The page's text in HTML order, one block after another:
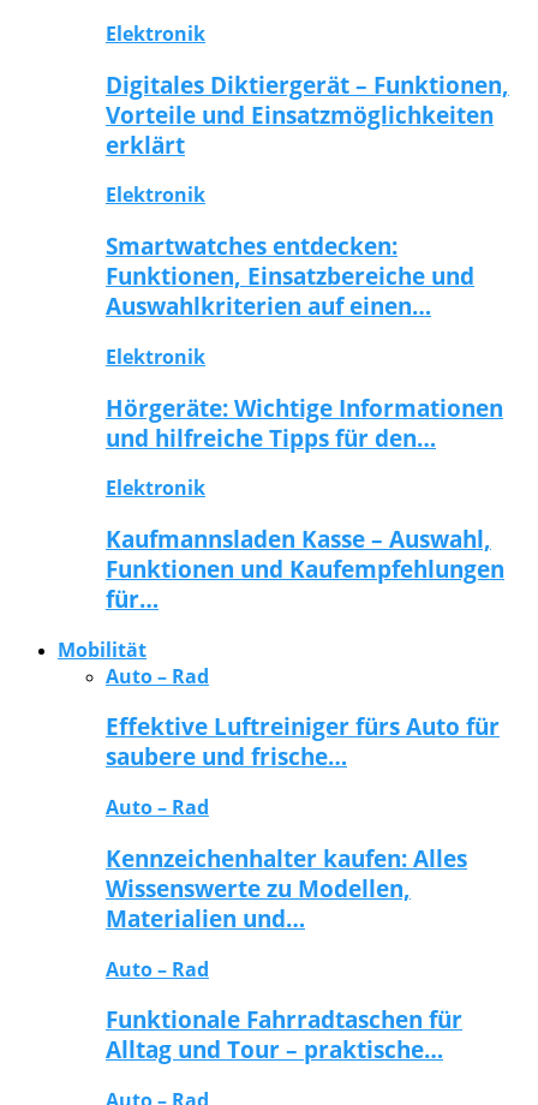
Elektronik
Digitales Diktiergerät – Funktionen,
Vorteile und Einsatzmöglichkeiten
erklärt
Elektronik
Smartwatches entdecken:
Funktionen, Einsatzbereiche und
Auswahlkriterien auf einen…
Elektronik
Hörgeräte: Wichtige Informationen
und hilfreiche Tipps für den…
Elektronik
Kaufmannsladen Kasse – Auswahl,
Funktionen und Kaufempfehlungen
für…
Mobilität
Auto – Rad
Effektive Luftreiniger fürs Auto für
saubere und frische…
Auto – Rad
Kennzeichenhalter kaufen: Alles
Wissenswerte zu Modellen,
Materialien und…
Auto – Rad
Funktionale Fahrradtaschen für
Alltag und Tour – praktische…